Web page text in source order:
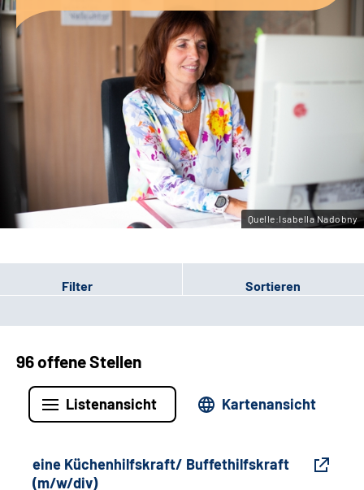
Sozialdienste & Zuweisende
Erweiterte Suche
Gebärdensprache
Leichte Sprache
Quelle:Isabella Nadobny
Filter Sortieren
96 offene Stellen
Listenansicht Kartenansicht
eine Küchenhilfskraft/ Buffethilfskraft
(m/w/div)